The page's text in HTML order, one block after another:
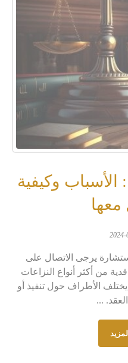
الأسباب وكيفية
معها
2024-
يرجى الاتصال على
من أكثر أنواع النزاعات
الأطراف حول تنفيذ أو
...